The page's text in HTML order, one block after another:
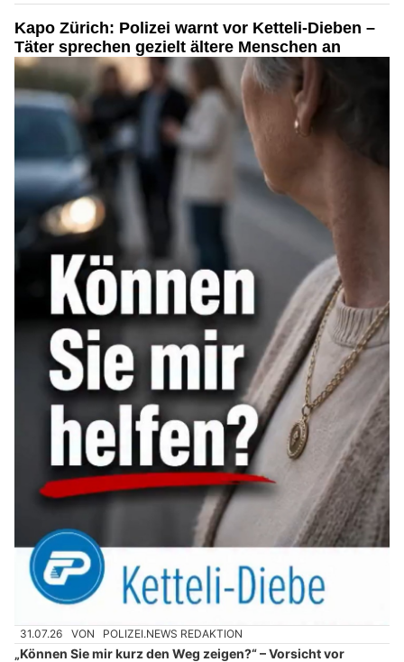
Kapo Zürich: Polizei warnt vor Ketteli-Dieben –
Täter sprechen gezielt ältere Menschen an
31.07.26 VON POLIZEI.NEWS REDAKTION
„Können Sie mir kurz den Weg zeigen?“ – Vorsicht vor